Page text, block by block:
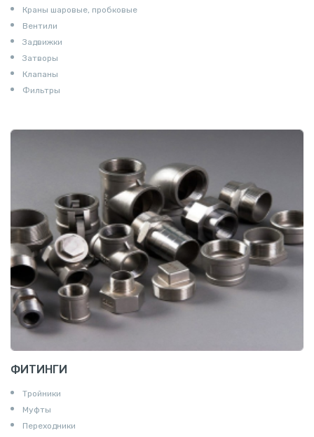
Краны шаровые, пробковые
Вентили
Задвижки
Затворы
Клапаны
Фильтры
ФИТИНГИ
Тройники
Муфты
Переходники